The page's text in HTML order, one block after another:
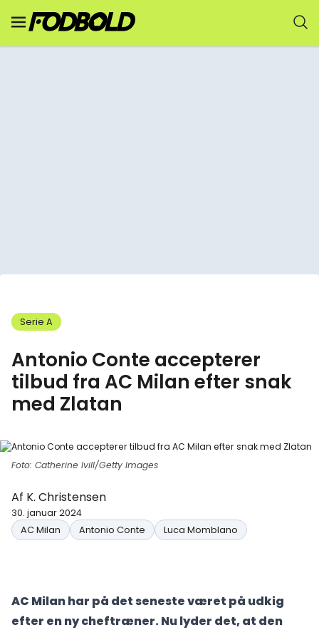
Serie A
Antonio Conte accepterer
tilbud fra AC Milan efter snak
med Zlatan
Foto: Catherine Ivill/Getty Images
Af K. Christensen
30. januar 2024
AC Milan
Antonio Conte Luca Momblano
AC Milan har på det seneste været på udkig
efter en ny cheftræner. Nu lyder det, at den